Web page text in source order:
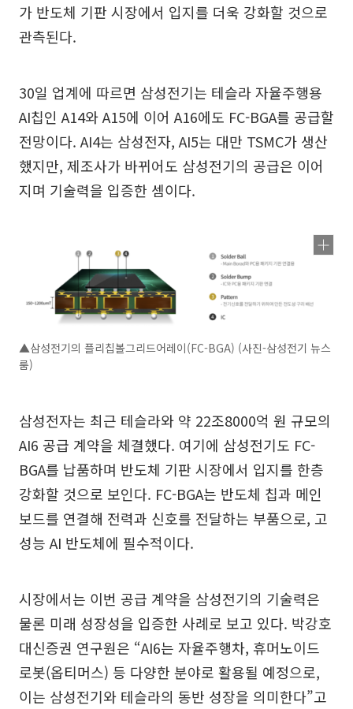
가 반도체 기판 시장에서 입지를 더욱 강화할 것으로
관측된다.
30일 업계에 따르면 삼성전기는 테슬라 자율주행용
AI칩인 A14와 A15에 이어 A16에도 FC-BGA를 공급할
전망이다. AI4는 삼성전자, AI5는 대만 TSMC가 생산
했지만, 제조사가 바뀌어도 삼성전기의 공급은 이어
지며 기술력을 입증한 셈이다.
▲삼성전기의 플리칩볼그리드어레이(FC-BGA) (사진-삼성전기 뉴스
룸)
삼성전자는 최근 테슬라와 약 22조8000억 원 규모의
AI6 공급 계약을 체결했다. 여기에 삼성전기도 FC-
BGA를 납품하며 반도체 기판 시장에서 입지를 한층
강화할 것으로 보인다. FC-BGA는 반도체 칩과 메인
보드를 연결해 전력과 신호를 전달하는 부품으로, 고
성능 AI 반도체에 필수적이다.
시장에서는 이번 공급 계약을 삼성전기의 기술력은
물론 미래 성장성을 입증한 사례로 보고 있다. 박강호
대신증권 연구원은 “AI6는 자율주행차, 휴머노이드
로봇(옵티머스) 등 다양한 분야로 활용될 예정으로,
이는 삼성전기와 테슬라의 동반 성장을 의미한다”고